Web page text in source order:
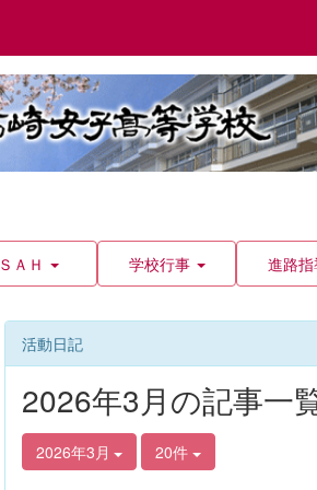
ＳＡＨ 学校行事 進路指
活動日記
2026年3月の記事一
2026年3月 20件